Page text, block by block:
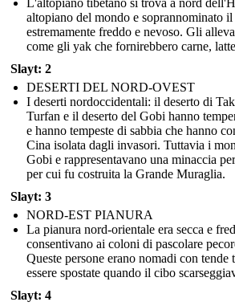
L'altopiano tibetano si trova a nord
altopiano del mondo e soprannominato
estremamente freddo e nevoso. Gli
come gli yak che fornirebbero carne,
Slayt: 2
DESERTI DEL NORD-OVEST
I deserti nordoccidentali: il deserto di
Turfan e il deserto del Gobi hanno
e hanno tempeste di sabbia che hanno
Cina isolata dagli invasori. Tuttavia i
Gobi e rappresentavano una minaccia
per cui fu costruita la Grande Muraglia.
Slayt: 3
NORD-EST PIANURA
La pianura nord-orientale era secca e
consentivano ai coloni di pascolare
Queste persone erano nomadi con tende
essere spostate quando il cibo
Slayt: 4